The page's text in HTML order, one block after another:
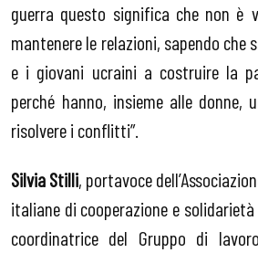
guerra questo significa che non è
mantenere le relazioni, sapendo che
e i giovani ucraini a costruire la
perché hanno, insieme alle donne,
risolvere i conflitti”.
Silvia Stilli, portavoce
italiane di cooperazione e
coordinatrice del Gruppo di